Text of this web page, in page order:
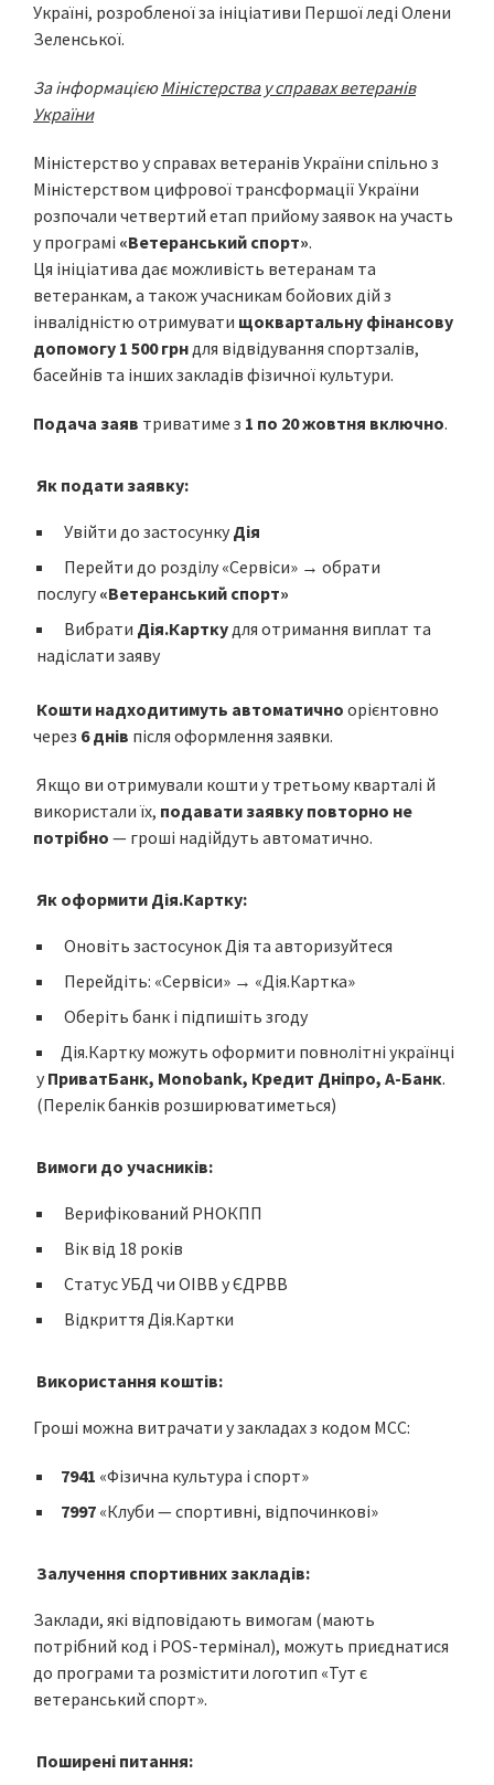
Україні, розробленої за ініціативи Першої леді Олени
Зеленської.
За інформацієюМіністерства у справах ветеранів
України
Міністерство у справах ветеранів України спільно з
Міністерством цифрової трансформації України
розпочали четвертий етап прийому заявок на участь
у програмі «Ветеранський спорт».
Ця ініціатива дає можливість ветеранам та
ветеранкам, а також учасникам бойових дій з
інвалідністю отримувати щоквартальну фінансову
допомогу 1 500 грндля відвідування спортзалів,
басейнів та інших закладів фізичної культури.
Подача заяв триватиме з 1 по 20 жовтня включно.
Як подати заявку:
Увійти до застосунку Дія
Перейти до розділу «Сервіси» → обрати
послугу «Ветеранський спорт»
Вибрати Дія.Карткудля отримання виплат та
надіслати заяву
Кошти надходитимуть автоматично орієнтовно
через 6 днів після оформлення заявки.
Якщо ви отримували кошти у третьому кварталі й
використали їх, подавати заявку повторно не
потрібно — гроші надійдуть автоматично.
Як оформити Дія.Картку:
Оновіть застосунок Дія та авторизуйтеся
Перейдіть: «Сервіси» → «Дія.Картка»
Оберіть банк і підпишіть згоду
Дія.Картку можуть оформити повнолітні українці
у ПриватБанк, Monobank, Кредит Дніпро, А-Банк.
(Перелік банків розширюватиметься)
Вимоги до учасників:
Верифікований РНОКПП
Вік від 18 років
Статус УБД чи ОІВВ у ЄДРВВ
Відкриття Дія.Картки
Використання коштів:
Гроші можна витрачати у закладах з кодом МСС:
7941 «Фізична культура і спорт»
7997 «Клуби — спортивні, відпочинкові»
Залучення спортивних закладів:
Заклади, які відповідають вимогам (мають
потрібний код і POS-термінал), можуть приєднатися
до програми та розмістити логотип «Тут є
ветеранський спорт».
Поширені питання: